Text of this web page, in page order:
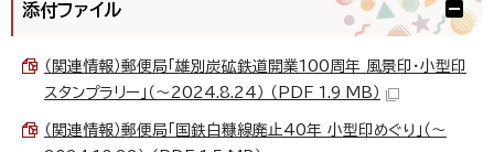
添付ファイル
（関連情報）郵便局「雄別炭砿鉄道開業100周年 風景印・小型印
スタンプラリー」（～2024.8.24） （PDF 1.9 MB）
（関連情報）郵便局「国鉄白糠線廃止40年 小型印めぐり」（～